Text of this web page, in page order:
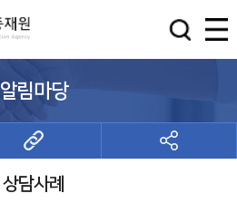
알림마당
상담사례